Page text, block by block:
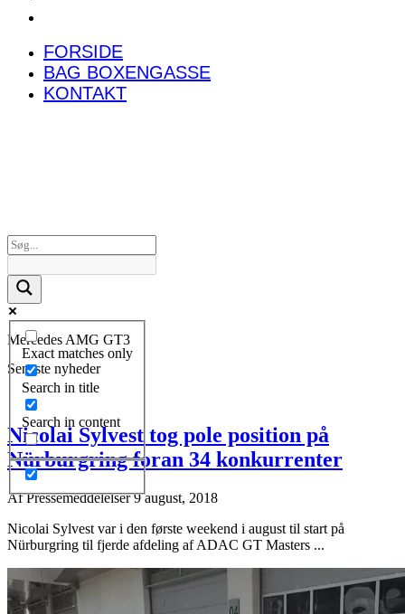
FORSIDE
BAG BOXENGASSE
KONTAKT
Exact matches only
Search in title
Search in content
Mercedes AMG GT3
Seneste nyheder
Nicolai Sylvest tog pole position på
Nürburgring foran 34 konkurrenter
AfPressemeddelelser9 august, 2018
Nicolai Sylvest var i den første weekend i august til start på
Nürburgring til fjerde afdeling af ADAC GT Masters ...